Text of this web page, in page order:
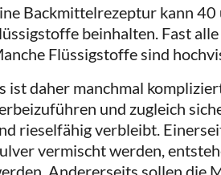
Backmittelrezeptur kann
beinhalten. Fast
Flüssigstoffe sind
ist daher manchmal
und zugleich
rieselfähig verbleibt.
vermischt werden,
Andererseits sollen die